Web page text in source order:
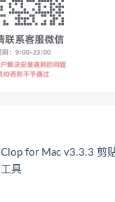
Clop for Mac v3.3.3 剪
工具